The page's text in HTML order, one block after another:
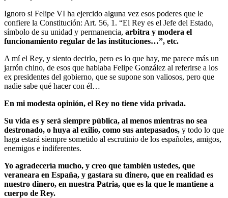
Ignoro si Felipe VI ha ejercido alguna vez esos poderes que le
confiere la Constitución: Art. 56, 1. “El Rey es el Jefe del Estado,
símbolo de su unidad y permanencia, arbitra y modera el
funcionamiento regular de las instituciones…”, etc.
A mí el Rey, y siento decirlo, pero es lo que hay, me parece más un
jarrón chino, de esos que hablaba Felipe González al referirse a los
ex presidentes del gobierno, que se supone son valiosos, pero que
nadie sabe qué hacer con él…
En mi modesta opinión, el Rey no tiene vida privada.
Su vida es y será siempre pública, al menos mientras no sea
destronado, o huya al exilio, como sus antepasados, y todo lo que
haga estará siempre sometido al escrutinio de los españoles, amigos,
enemigos e indiferentes.
Yo agradecería mucho, y creo que también ustedes, que
veraneara en España, y gastara su dinero, que en realidad es
nuestro dinero, en nuestra Patria, que es la que le mantiene a
cuerpo de Rey.